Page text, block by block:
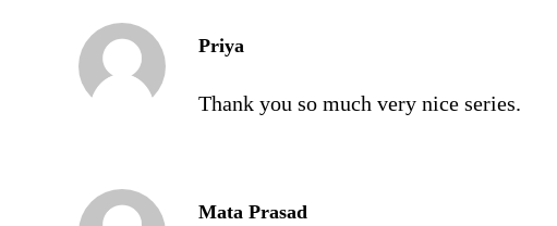
Priya
Thank you so much very nice series.
Mata Prasad